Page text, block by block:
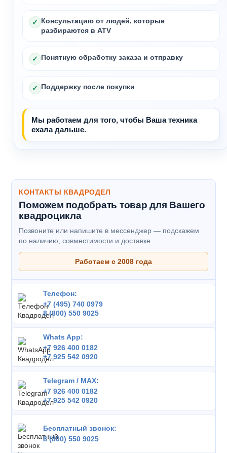
✓ Консультацию от людей, которые
разбираются в ATV
✓ Понятную обработку заказа и отправку
✓ Поддержку после покупки
Мы работаем для того, чтобы Ваша техника
ехала дальше.
КОНТАКТЫ КВАДРОДЕЛ
Поможем подобрать товар для Вашего
квадроцикла
Позвоните или напишите в мессенджер — подскажем
по наличию, совместимости и доставке.
Работаем с 2008 года
Телефон:
+7 (495) 740 0979
8 (800) 550 9025
Whats App:
+7 926 400 0182
+7 925 542 0920
Telegram / MAX:
+7 926 400 0182
+7 925 542 0920
Бесплатный звонок:
8 (800) 550 9025